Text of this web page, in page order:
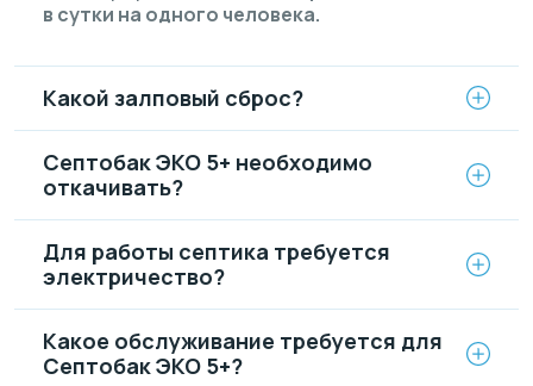
в сутки на одного человека.
Какой залповый сброс?
Септобак ЭКО 5+ необходимо
откачивать?
Для работы септика требуется
электричество?
Какое обслуживание требуется для
Септобак ЭКО 5+?